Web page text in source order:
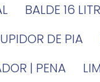
BALDE 16
DE PIA
| PENA